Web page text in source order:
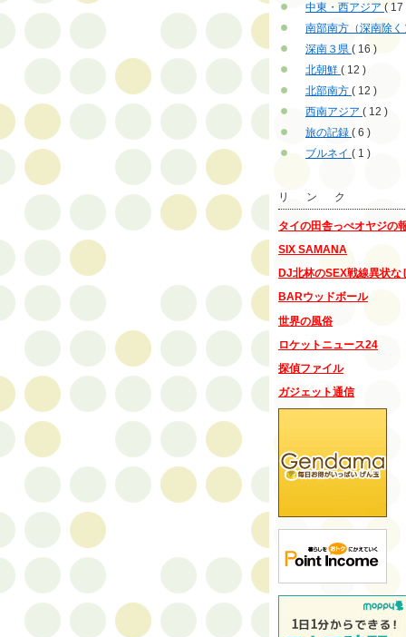
中東・西アジア ( 17
南部南方（深南除
深南３県 ( 16 )
北朝鮮 ( 12 )
北部南方 ( 12 )
西南アジア ( 12 )
旅の記録 ( 6 )
ブルネイ ( 1 )
リ ン ク
タイの田舎っぺオヤジの
SIX SAMANA
DJ北林のSEX戦線異状な
BARウッドボール
世界の風俗
ロケットニュース24
探偵ファイル
ガジェット通信